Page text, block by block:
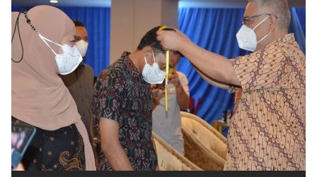
Partner
Insight
NTB
Suara
Time
Lens
Daily
Jogja
Jalan
Rakyat
Idealita
News
Kita
Notice
Dinamikapost.com
Radar
Baru
Seedbacklink
Follow
Kabarbaru